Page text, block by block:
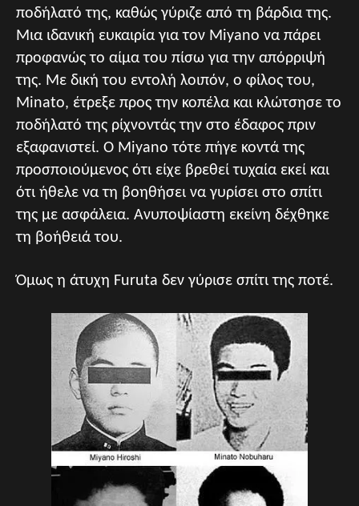
ποδήλατό της, καθώς γύριζε από τη βάρδια της.
Μια ιδανική ευκαιρία για τον Miyano να πάρει
προφανώς το αίμα του πίσω για την απόρριψή
της. Με δική του εντολή λοιπόν, ο φίλος του,
Minato, έτρεξε προς την κοπέλα και κλώτσησε το
ποδήλατό της ρίχνοντάς την στο έδαφος πριν
εξαφανιστεί. Ο Miyano τότε πήγε κοντά της
προσποιούμενος ότι είχε βρεθεί τυχαία εκεί και
ότι ήθελε να τη βοηθήσει να γυρίσει στο σπίτι
της με ασφάλεια. Ανυποψίαστη εκείνη δέχθηκε
τη βοήθειά του.
Όμως η άτυχη Furuta δεν γύρισε σπίτι της ποτέ.